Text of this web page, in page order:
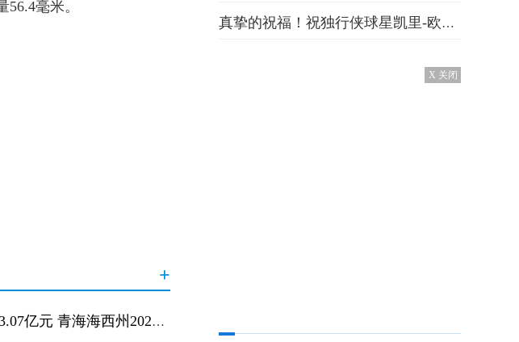
毫米。
+
世界球精选！总投资1403.07亿元 青海海西州2023年项目集中开复工
真挚的祝福！祝独行侠球星凯里-欧文31岁生日快乐 世界观焦点
X 关闭